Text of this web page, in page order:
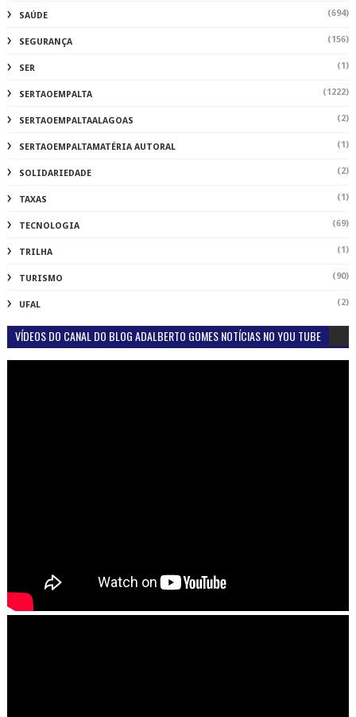
SAÚDE (694)
SEGURANÇA (156)
SER (1)
SERTAOEMPALTA (1222)
SERTAOEMPALTAALAGOAS (2)
SERTAOEMPALTAMATÉRIA AUTORAL (1)
SOLIDARIEDADE (2)
TAXAS (1)
TECNOLOGIA (69)
TRILHA (1)
TURISMO (90)
UFAL (2)
VÍDEOS DO CANAL DO BLOG ADALBERTO GOMES NOTÍCIAS NO YOU TUBE